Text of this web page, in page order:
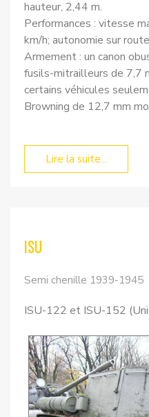
hauteur, 2,44 m.
Performances : vitesse
km/h; autonomie sur
Armement : un canon
fusils-mitrailleurs de 7,7
certains véhicules
Browning de 12,7 mm
Lire la suite...
ISU
Semi chenille 1939-1945
ISU-122 et ISU-152